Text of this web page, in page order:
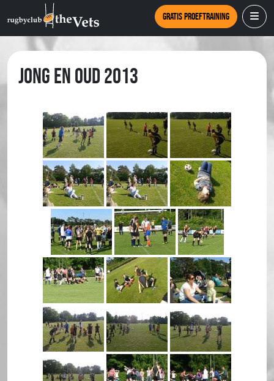
Gratis proeftraining
Jong en Oud 2013